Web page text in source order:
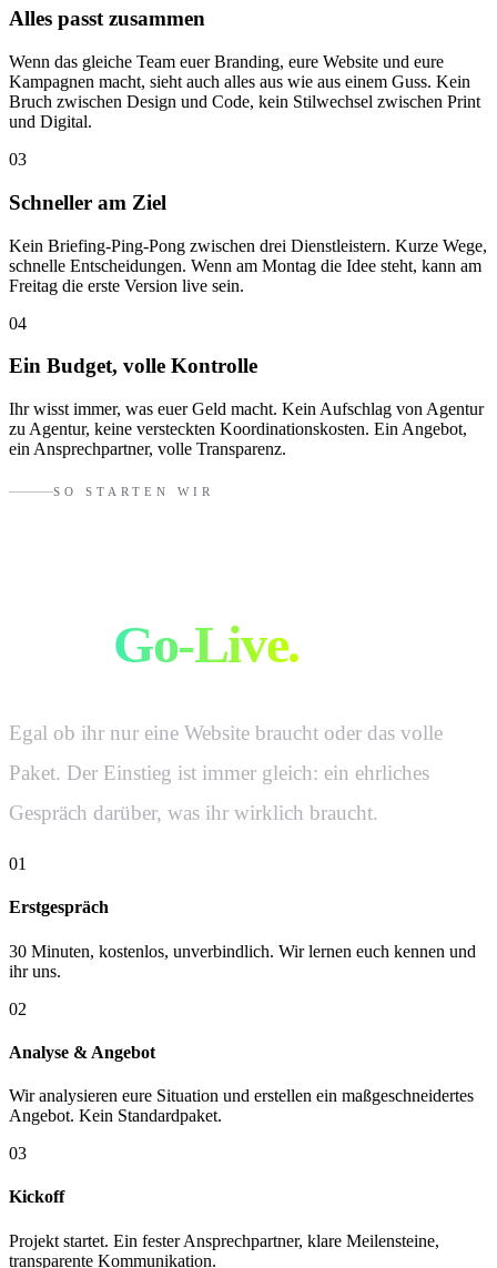
Alles passt zusammen
Wenn das gleiche Team euer Branding, eure Website und eure
Kampagnen macht, sieht auch alles aus wie aus einem Guss. Kein
Bruch zwischen Design und Code, kein Stilwechsel zwischen Print
und Digital.
03
Schneller am Ziel
Kein Briefing-Ping-Pong zwischen drei Dienstleistern. Kurze Wege,
schnelle Entscheidungen. Wenn am Montag die Idee steht, kann am
Freitag die erste Version live sein.
04
Ein Budget, volle Kontrolle
Ihr wisst immer, was euer Geld macht. Kein Aufschlag von Agentur
zu Agentur, keine versteckten Koordinationskosten. Ein Angebot,
ein Ansprechpartner, volle Transparenz.
SO STARTEN WIR
Go-Live.
Egal ob ihr nur eine Website braucht oder das volle
Paket. Der Einstieg ist immer gleich: ein ehrliches
Gespräch darüber, was ihr wirklich braucht.
01
Erstgespräch
30 Minuten, kostenlos, unverbindlich. Wir lernen euch kennen und
ihr uns.
02
Analyse & Angebot
Wir analysieren eure Situation und erstellen ein maßgeschneidertes
Angebot. Kein Standardpaket.
03
Kickoff
Projekt startet. Ein fester Ansprechpartner, klare Meilensteine,
transparente Kommunikation.